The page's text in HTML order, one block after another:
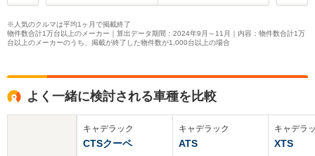
※人気のクルマは平均1ヶ月で掲載終了
物件数合計1万台以上のメーカー｜算出データ期間：2024年9月～11月｜内容：物件数合計1万
台以上のメーカーのうち、掲載が終了した物件数が1,000台以上の場合
よく一緒に検討される車種を比較
キャデラック
CTSクーペ
キャデラック
ATS
キャデラ
XTS